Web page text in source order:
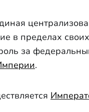
в пределах
за
.